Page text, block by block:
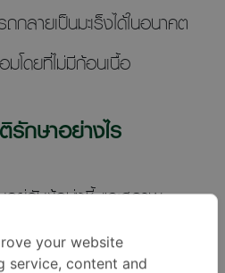
ลายเป็นมะเร็งได้ในอนาคต
โดยที่ไม่มีก้อนเนื้อ
กษาอย่างไร
ยู่กับข้อบ่งชี้ และสภาพ
ไป หากไทรอยด์เป็นพิษมักเริ่ม
your website
service, content and